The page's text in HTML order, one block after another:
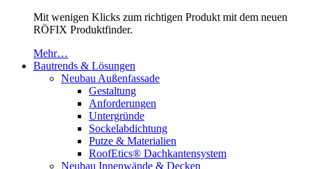
Mit wenigen Klicks zum richtigen Produkt mit dem neuen
RÖFIX Produktfinder.
Mehr…
Bautrends & Lösungen
Neubau Außenfassade
Gestaltung
Anforderungen
Untergründe
Sockelabdichtung
Putze & Materialien
RoofEtics® Dachkantensystem
Neubau Innenwände & Decken